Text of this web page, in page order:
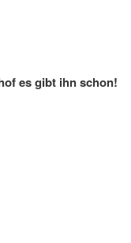
es gibt ihn schon!